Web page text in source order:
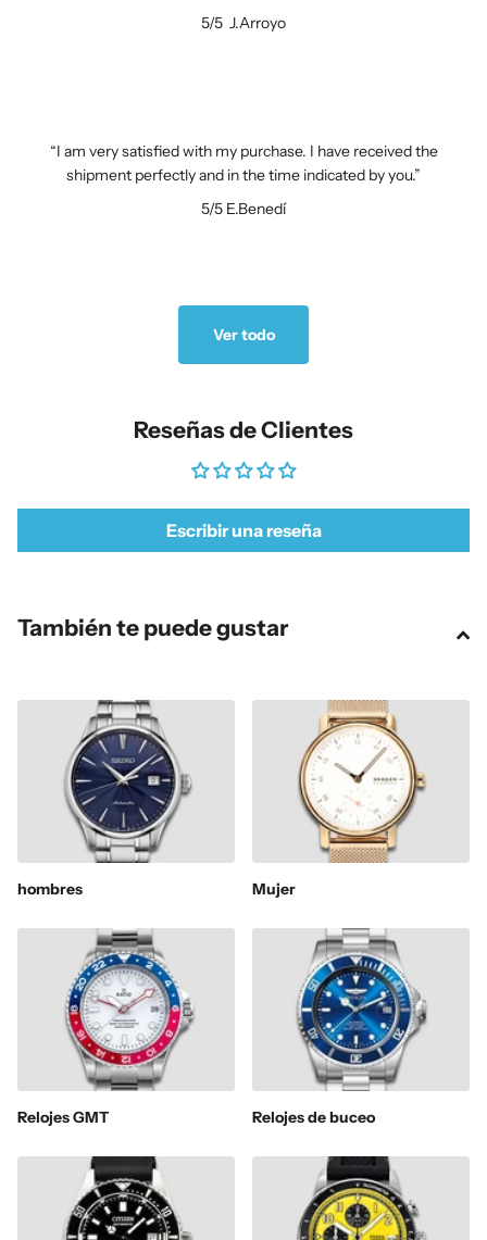
5/5 J.Arroyo
I am very satisfied with my purchase. I have received the
shipment perfectly and in the time indicated by you.
5/5 E.Benedí
Ver todo
Reseñas de Clientes
Escribir una reseña
También te puede gustar
hombres Mujer
Relojes GMT Relojes de buceo